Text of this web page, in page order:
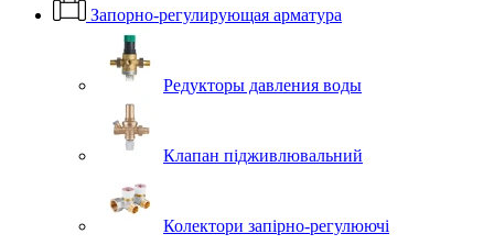
Запорно-регулирующая арматура
Редукторы давления воды
Клапан підживлювальний
Колектори запірно-регулюючі